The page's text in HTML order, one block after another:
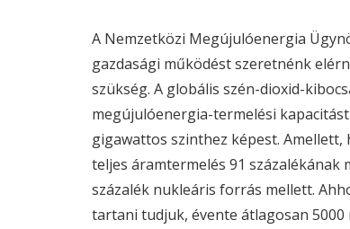
A Nemzetközi Megújulóenergia
gazdasági működést szeretnénk
szükség. A globális szén-dioxid-
megújulóenergia-termelési
gigawattos szinthez képest.
teljes áramtermelés 91 százalékának
százalék nukleáris forrás mellett.
tartani tudjuk, évente átlagosan 5000